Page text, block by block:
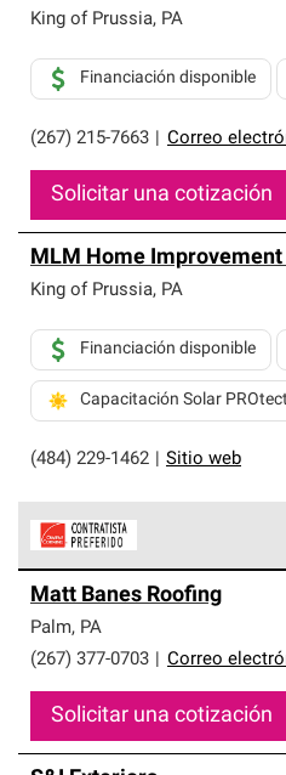
King of Prussia, PA
(267) 215-7663 Correo
Financiación disponible
Solicitar una cotización
MLM Home Improvement
King of Prussia, PA
(484) 229-1462 Sitio web
Financiación disponible
Capacitación Solar PROtect
parte de una red exclusiva de
que cumplen con altos
de profesionalismo y
Matt Banes Roofing
Palm, PA
(267) 377-0703
Correo
Solicitar una cotización